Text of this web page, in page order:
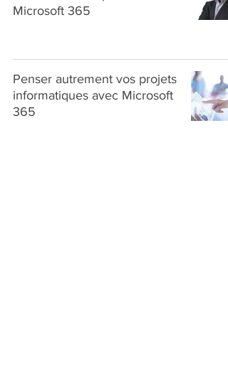
Microsoft 365
Penser autrement vos projets
informatiques avec Microsoft
365